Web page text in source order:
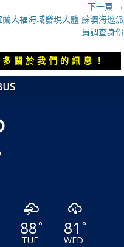
下一頁 →
蘭大福海域發現大體 蘇澳海巡派
員調查身份
關於我們的訊息！
88°
TUE
81 °
WED